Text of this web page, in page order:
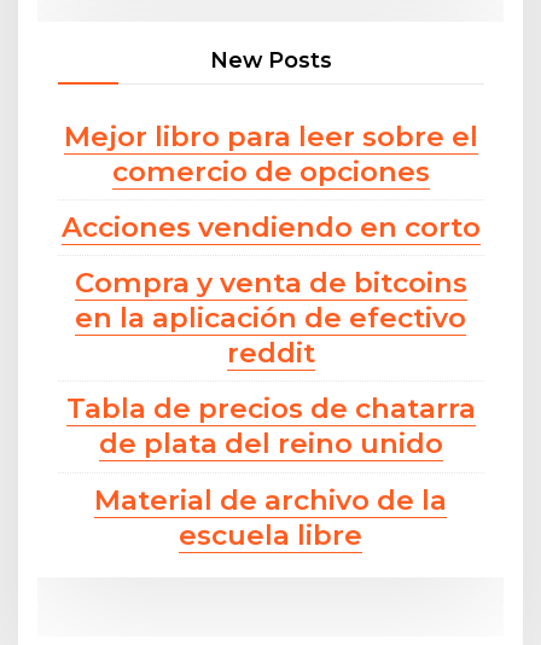
New Posts
Mejor libro para leer sobre el
comercio de opciones
Acciones vendiendo en corto
Compra y venta de bitcoins
en la aplicación de efectivo
reddit
Tabla de precios de chatarra
de plata del reino unido
Material de archivo de la
escuela libre